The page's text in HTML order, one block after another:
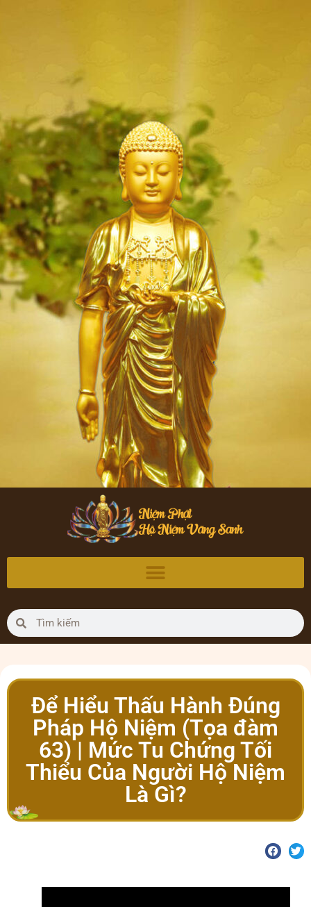
Để Hiểu Thấu Hành Đúng
Pháp Hộ Niệm (Tọa đàm
63) | Mức Tu Chứng Tối
Thiểu Của Người Hộ Niệm
Là Gì?